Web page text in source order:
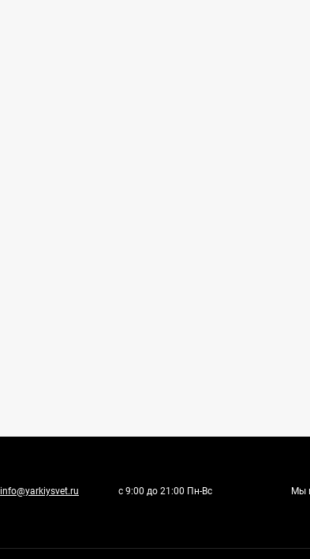
info@yarkiysvet.ru с 9:00 до 21:00 Пн-Вс Мы